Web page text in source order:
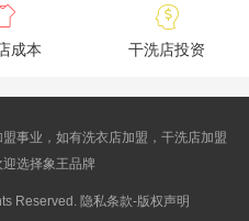
成本

干洗店投资
事业，如有洗衣店加盟，干洗店加盟
选择象王品牌
Reserved. 隐私条款-版权声明